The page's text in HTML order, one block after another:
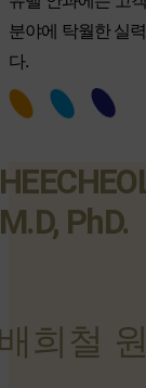
분야에 탁월한 실
다.
M.D, PhD.
희철